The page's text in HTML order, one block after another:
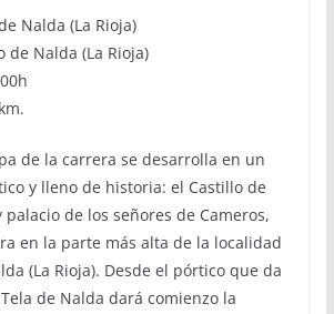
Nalda (La Rioja)
de Nalda (La Rioja)
de la carrera se desarrolla en un
y lleno de historia: el Castillo de
de los señores de Cameros,
en la parte más alta de la localidad
(La Rioja). Desde el pórtico que da
de Nalda dará comienzo la